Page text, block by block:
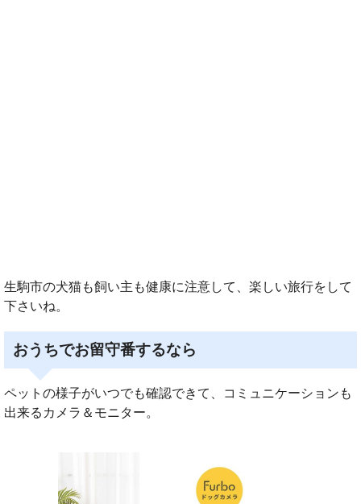
生駒市の犬猫も飼い主も健康に注意して、楽しい旅行をして
下さいね。
おうちでお留守番するなら
ペットの様子がいつでも確認できて、コミュニケーションも
出来るカメラ＆モニター。